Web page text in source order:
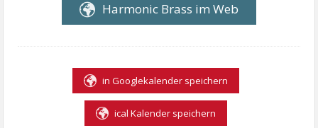
Harmonic Brass im Web
in Googlekalender speichern
ical Kalender speichern